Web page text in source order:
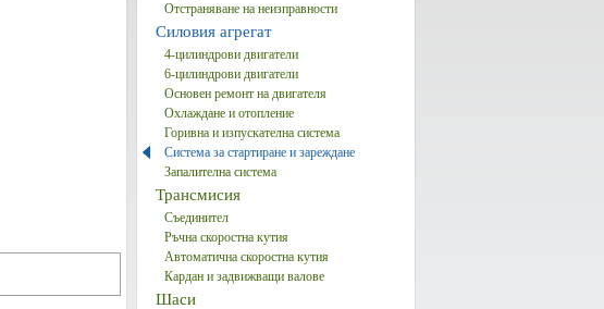
Отстраняване на неизправности
Силовия агрегат
4-цилиндрови двигатели
6-цилиндрови двигатели
Основен ремонт на двигателя
Охлаждане и отопление
Горивна и изпускателна система
Система за стартиране и зареждане
Запалителна система
Трансмисия
Съединител
Ръчна скоростна кутия
Автоматична скоростна кутия
Кардан и задвижващи валове
Шаси